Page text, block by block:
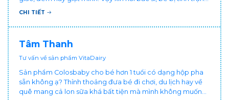
vậy nên làm sao để con khỏe mạnh và ngủ ngon giấc hơn
chăm cháu hay ốm ạ?. Cảm ơn bác sĩ.
CHI TIẾT
Tâm Thanh
Tư vấn về sản phẩm VitaDairy
Sản phẩm Colosbaby cho bé hơn 1 tuổi có dạng hộp pha
sẵn không ạ? Thỉnh thoảng đưa bé đi chơi, du lịch hay về
quê mang cả lon sữa khá bất tiện mà mình không muốn